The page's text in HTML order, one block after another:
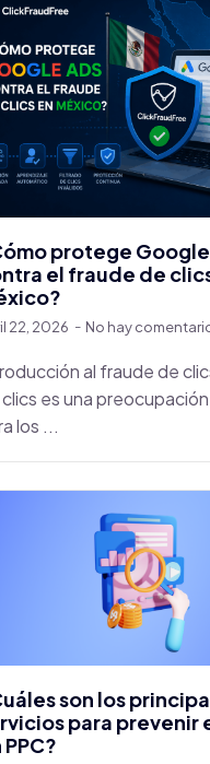
protege
el fraude de
22, 2026 No hay
al fraude de
es una
los ...
son los
para prevenir
PPC?